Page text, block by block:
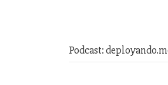
Podcast: